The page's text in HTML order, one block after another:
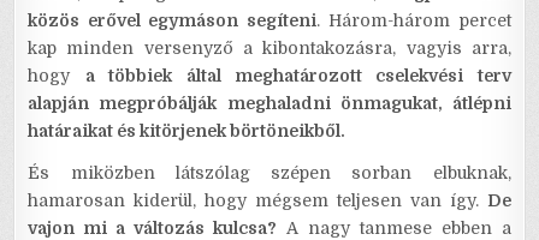
közös erővel egymáson segíteni. Három-három percet
kap minden versenyző a kibontakozásra, vagyis arra,
hogy a többiek által meghatározott cselekvési terv
alapján megpróbálják meghaladni önmagukat, átlépni
határaikat és kitörjenek börtöneikből.
És miközben látszólag szépen sorban elbuknak,
hamarosan kiderül, hogy mégsem teljesen van így. De
vajon mi a változás kulcsa? A nagy tanmese ebben a